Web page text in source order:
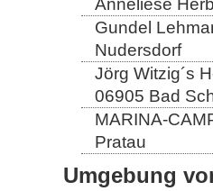
Gundel
Nudersdorf
Jörg Witzig´s
06905 Bad
MARINA-
Pratau
Umgebung